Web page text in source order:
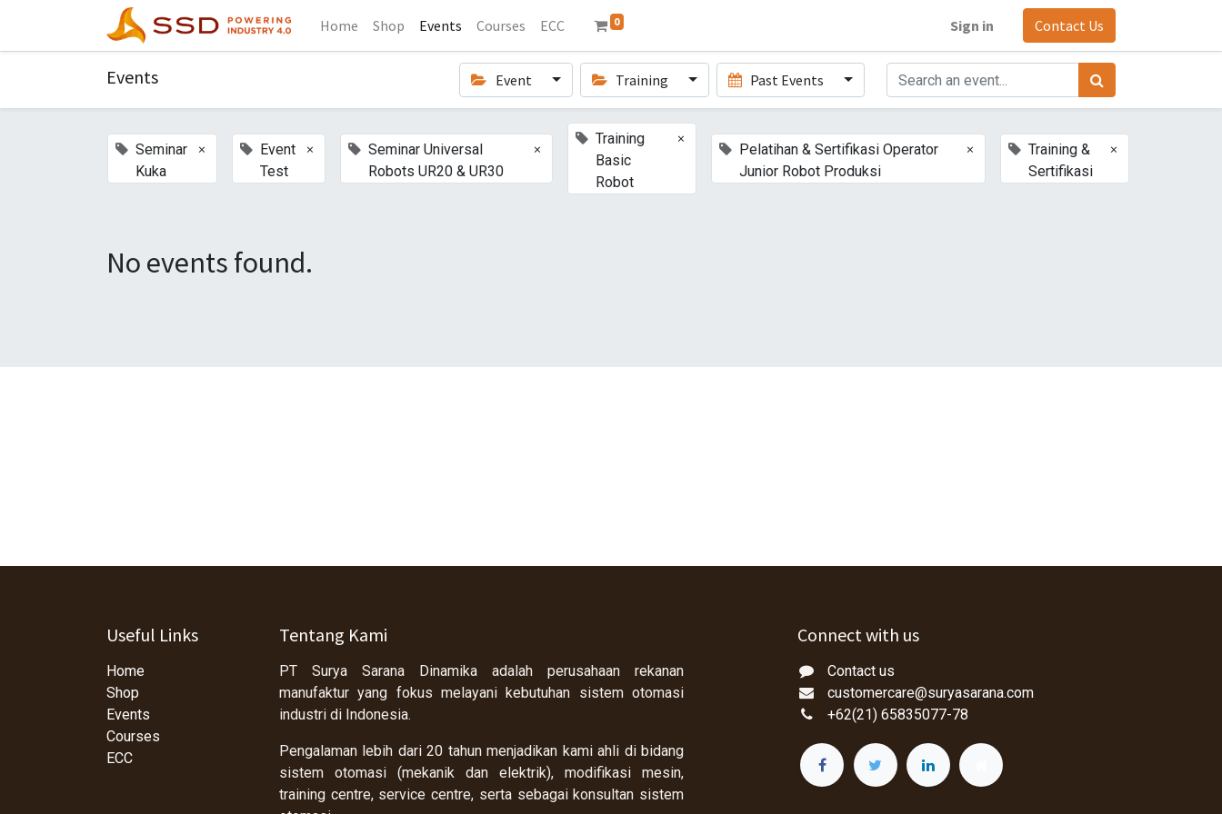
Home Shop Events Courses ECC 0 Sign in Contact Us
Events Event Training Past Events
Seminar
Kuka
×
Event
Test
×
Seminar Universal
Robots UR20 & UR30
×
Training
Basic
Robot
×
Pelatihan & Sertifikasi Operator
Junior Robot Produksi
×
Training &
Sertifikasi
×
No events found.
Useful Links
Home
Shop
Events
Courses
ECC
Tentang Kami
PT Surya Sarana Dinamika adalah perusahaan rekanan
manufaktur yang fokus melayani kebutuhan sistem otomasi
industri di Indonesia.
Pengalaman lebih dari 20 tahun menjadikan kami ahli di bidang
sistem otomasi (mekanik dan elektrik), modifikasi mesin,
training centre, service centre, serta sebagai konsultan sistem
Connect with us
Contact us
customercare@suryasarana.com
+62(21) 65835077-78